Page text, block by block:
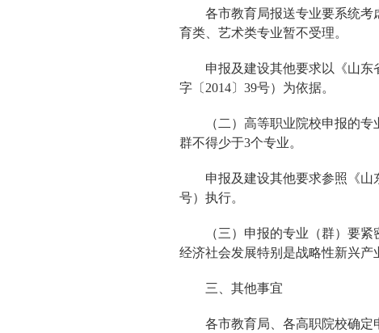
各市教育局报送专业要系统考
育类、艺术类专业暂不受理。
申报及建设其他要求以《山
字〔2014〕39号）为依据。
（二）高等职业院校申报的
群不得少于3个专业。
申报及建设其他要求参照《山
号）执行。
（三）申报的专业（群）要
经济社会发展特别是战略性新兴产
三、其他事宜
各市教育局、各高职院校确定